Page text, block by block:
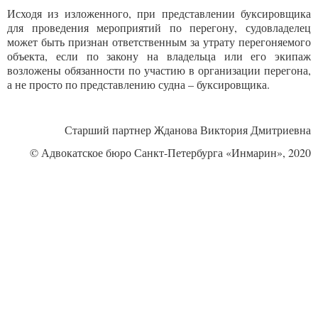
Исходя из изложенного, при представлении буксировщика
для проведения мероприятий по перегону, судовладелец
может быть признан ответственным за утрату перегоняемого
объекта, если по закону на владельца или его экипаж
возложены обязанности по участию в организации перегона,
а не просто по представлению судна – буксировщика.
Старший партнер Жданова Виктория Дмитриевна
© Адвокатское бюро Санкт-Петербурга «Инмарин», 2020